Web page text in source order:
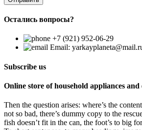
Остались вопросы?
+7 (921) 952-06-29
Email:
Subscribe us
Online store of household appliances and
Then the question arises: where’s the
not so bad, there’s dummy copy to the
fish doesn’t fit in the can, the foot’s to big